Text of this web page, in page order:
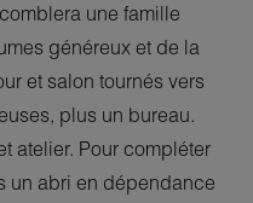
une famille
généreux et de la
et salon tournés vers
plus un bureau.
atelier. Pour compléter
un abri en dépendance